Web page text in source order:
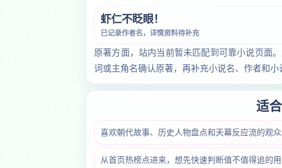
虾仁不眨眼！
已记录作者名，详情资料待补充
原著方面，站内当前暂未匹配到可靠小说页面
词或主角名确认原著，再补充小说名、作者和
适
喜欢朝代故事、历史人物盘点和天幕反应流的观众
从首页热榜点进来，想先快速判断值不值得追的用